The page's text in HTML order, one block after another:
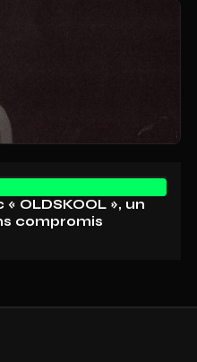
OLDSKOOL », un
compromis